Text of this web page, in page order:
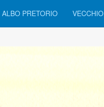
ALBO PRETORIO